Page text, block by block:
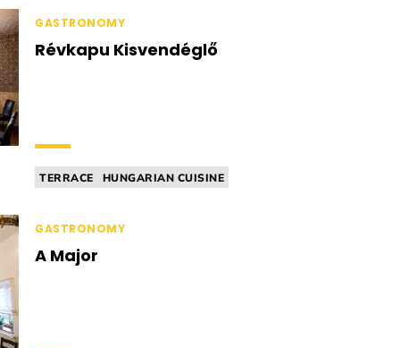
GASTRONOMY
Révkapu Kisvendéglő
TERRACE
HUNGARIAN CUISINE
RESTAURANT
GASTRONOMY
A Major